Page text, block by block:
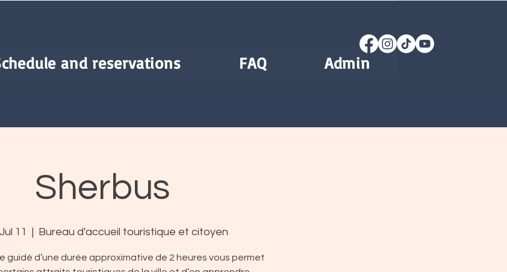
and reservations FAQ Admin
Sherbus
11
  |
Bureau d'accueil touristique et citoyen
guidé d’une durée approximative de 2 heures vous permet